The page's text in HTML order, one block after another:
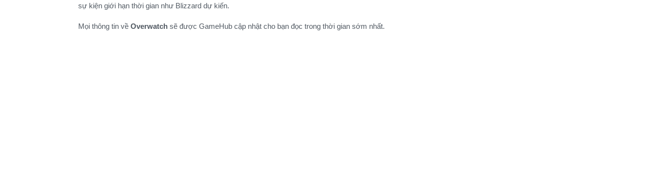
sự kiện giới hạn thời gian như Blizzard dự kiến.
Mọi thông tin về Overwatch sẽ được GameHub cập nhật cho bạn đọc trong thời gian sớm nhất.